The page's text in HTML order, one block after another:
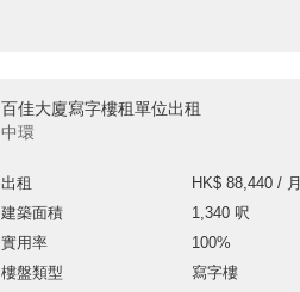
百佳大廈寫字樓租單位出租
中環
出租
HK$ 88,440 / 月
建築面積
1,340 呎
實用率
100%
樓盤類型
寫字樓